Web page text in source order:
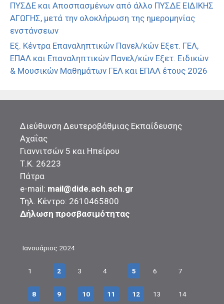
ΠΥΣΔΕ και Αποσπασμένων από άλλο ΠΥΣΔΕ ΕΙΔΙΚΗΣ
ΑΓΩΓΗΣ, μετά την ολοκλήρωση της ημερομηνίας
ενστάνσεων
Εξ. Κέντρα Επαναληπτικών Πανελ/κών Εξετ. ΓΕΛ,
ΕΠΑΛ και Επαναληπτικών Πανελ/κών Εξετ. Ειδικών
& Μουσικών Μαθημάτων ΓΕΛ και ΕΠΑΛ έτους 2026
Διεύθυνση Δευτεροβάθμιας Εκπαίδευσης
Αχαΐας
Γιαννιτσών 5 και Ηπείρου
Τ.Κ. 26223
Πάτρα
e-mail: mail@dide.ach.sch.gr
Τηλ. Κέντρο: 2610465800
Δήλωση προσβασιμότητας
Ιανουάριος 2024
1 2 3 4 5 6 7
8 9 10 11 12 13 14